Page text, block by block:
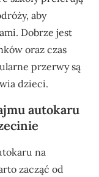
aby
Dobrze jest
oraz czas
przerwy są
dzieci.
autokaru
na
zacząć od